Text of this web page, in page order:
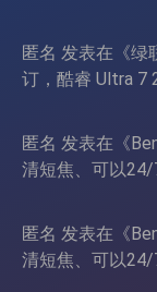
匿名 发表在《绿
订，酷睿 Ultra 7
匿名 发表在《
清短焦、可以
匿名 发表在《
清短焦、可以